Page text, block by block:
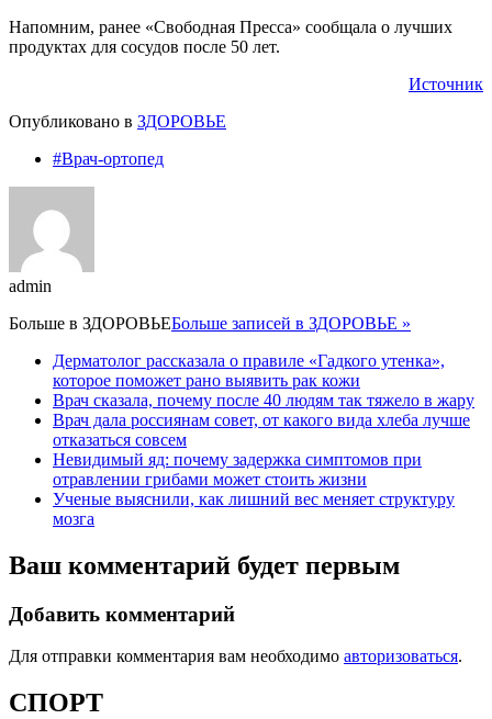
Напомним, ранее «Свободная Пресса» сообщала о лучших
продуктах для сосудов после 50 лет.
Источник
Опубликовано в ЗДОРОВЬЕ
#Врач-ортопед
admin
Больше в ЗДОРОВЬЕБольше записей в ЗДОРОВЬЕ »
Дерматолог рассказала о правиле «Гадкого утенка»,
которое поможет рано выявить рак кожи
Врач сказала, почему после 40 людям так тяжело в жару
Врач дала россиянам совет, от какого вида хлеба лучше
отказаться совсем
Невидимый яд: почему задержка симптомов при
отравлении грибами может стоить жизни
Ученые выяснили, как лишний вес меняет структуру
мозга
Ваш комментарий будет первым
Добавить комментарий
Для отправки комментария вам необходимо авторизоваться.
СПОРТ